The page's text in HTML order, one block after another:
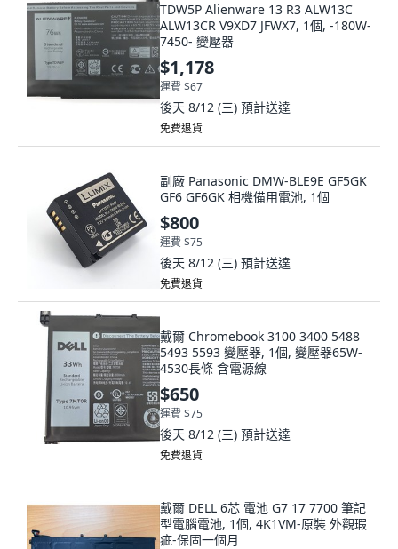
TDW5P Alienware 13 R3 ALW13C
ALW13CR V9XD7 JFWX7, 1個, -180W-
7450- 變壓器
$1,178
運費 $67
後天 8/12 (三) 預計送達
免費退貨
副廠 Panasonic DMW-BLE9E GF5GK
GF6 GF6GK 相機備用電池, 1個
$800
運費 $75
後天 8/12 (三) 預計送達
免費退貨
戴爾 Chromebook 3100 3400 5488
5493 5593 變壓器, 1個, 變壓器65W-
4530長條 含電源線
$650
運費 $75
後天 8/12 (三) 預計送達
免費退貨
戴爾 DELL 6芯 電池 G7 17 7700 筆記
型電腦電池, 1個, 4K1VM-原裝 外觀瑕
疵-保固一個月